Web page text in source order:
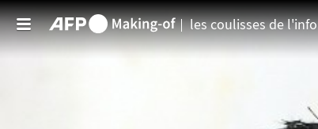
Aller au contenu principal
les coulisses de l'info